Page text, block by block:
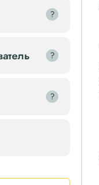
?
?
?
?
?
?